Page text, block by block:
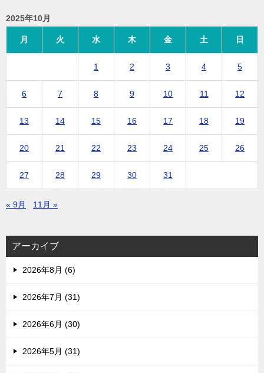
2025年10月
月 火 水 木 金 土 日
1 2 3 4 5
6 7 8 9 10 11 12
13 14 15 16 17 18 19
20 21 22 23 24 25 26
27 28 29 30 31
« 9月 11月 »
アーカイブ
2026年8月 (6)
2026年7月 (31)
2026年6月 (30)
2026年5月 (31)